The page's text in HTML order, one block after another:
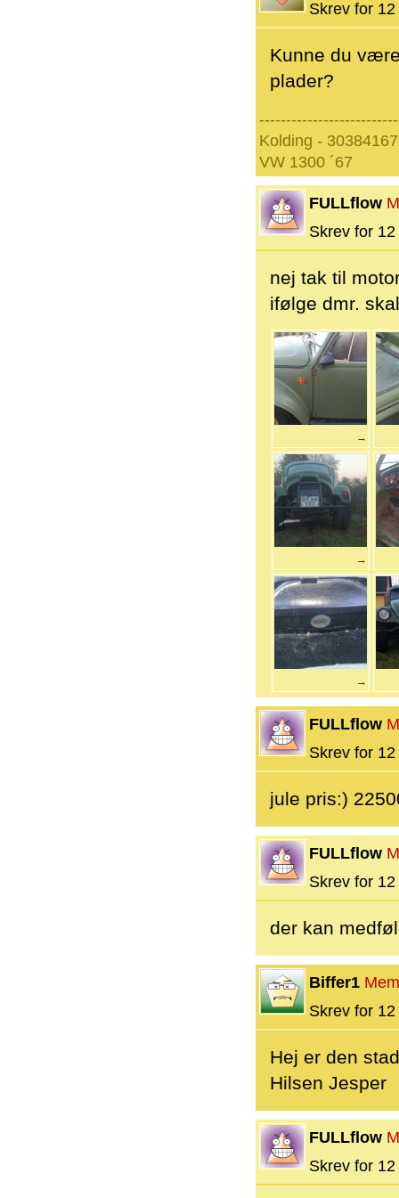
Skrev for
Kunne du
plader?
Kolding -
VW 1300 ´67
FULLflow
Skrev for
nej tak til
ifølge dmr.
→
→
→
FULLflow
Skrev for
jule pris:)
FULLflow
Skrev for
der kan
Biffer1
Skrev for
Hej er den
Hilsen Jesper
FULLflow
Skrev for